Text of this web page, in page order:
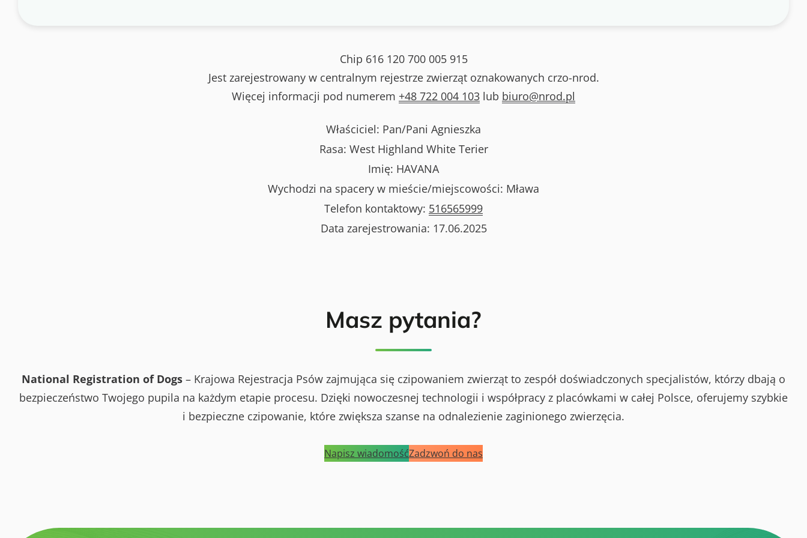
Chip 616 120 700 005 915
Jest zarejestrowany w centralnym rejestrze zwierząt oznakowanych crzo-nrod.
Więcej informacji pod numerem +48 722 004 103 lub biuro@nrod.pl
Właściciel: Pan/Pani Agnieszka
Rasa: West Highland White Terier
Imię: HAVANA
Wychodzi na spacery w mieście/miejscowości: Mława
Telefon kontaktowy: 516565999
Data zarejestrowania: 17.06.2025
Masz pytania?
National Registration of Dogs – Krajowa Rejestracja Psów zajmująca się czipowaniem zwierząt to zespół doświadczonych specjalistów, którzy dbają o
bezpieczeństwo Twojego pupila na każdym etapie procesu. Dzięki nowoczesnej technologii i współpracy z placówkami w całej Polsce, oferujemy szybkie
i bezpieczne czipowanie, które zwiększa szanse na odnalezienie zaginionego zwierzęcia.
Napisz wiadomośćZadzwoń do nas